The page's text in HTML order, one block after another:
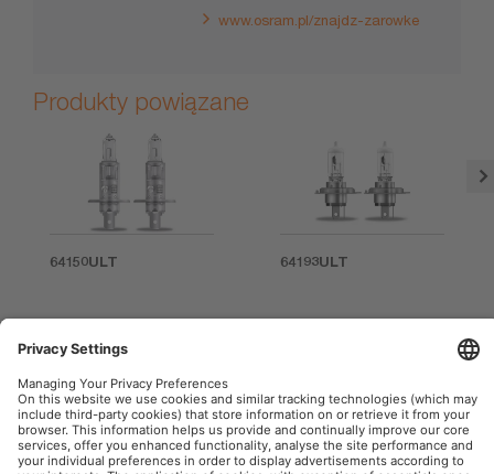
www.osram.pl/znajdz-zarowke
Produkty powiązane
64150ULT 64193ULT
OSRAM AutoMoto w mediach społecznościowych